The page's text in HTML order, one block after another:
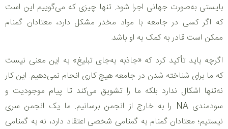
بایستی به‌صورت جهانی اجرا شود. تنها چیزی که می‌گوییم این است
که اگر کسی در جامعه با مواد مخدر مشکل دارد، معتادان گمنام
ممکن است قادر به کمک به او باشد.
اگرچه باید تأکید کرد که «جاذبه به‌جای تبلیغ» به این معنی نیست
که ما برای شناخته شدن در جامعه هیچ کاری انجام نمی‌دهیم. این کار
نه‌تنها اشکال ندارد بلکه ما را تشویق می‌کند تا پیام موجودیت و
سودمندی NA را به خارج از انجمن برسانیم. ما یک انجمن سری
نیستیم؛ معتادان گمنام به گمنامی شخصی اعتقاد دارد، نه به گمنامی